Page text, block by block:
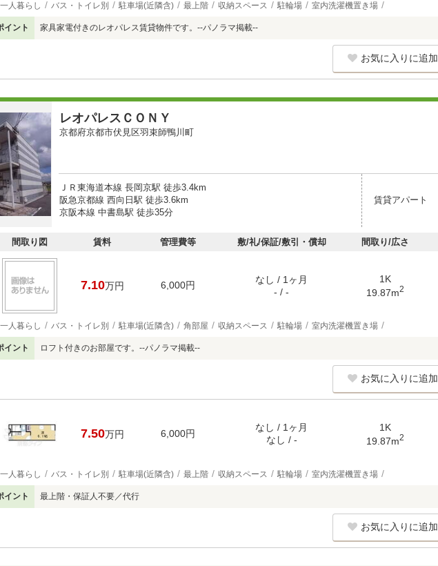
一人暮らし バス・トイレ別 駐車場(近隣含) 最上階 収納スペース 駐輪場 室内洗濯機置き場
イント 家具家電付きのレオパレス賃貸物件です。--パノラマ掲載--
お気に入りに追加
レオパレスＣＯＮＹ
京都府京都市伏見区羽束師鴨川町
ＪＲ東海道本線 長岡京駅 徒歩3.4km
阪急京都線 西向日駅 徒歩3.6km
京阪本線 中書島駅 徒歩35分
賃貸アパート
間取り図 賃料 管理費等 敷/礼/保証/敷引・償却 間取り/広さ
7.10万円 6,000円
なし / 1ヶ月
- / -
1K
19.87m2
一人暮らし バス・トイレ別 駐車場(近隣含) 角部屋 収納スペース 駐輪場 室内洗濯機置き場
イント ロフト付きのお部屋です。--パノラマ掲載--
お気に入りに追加
7.50万円 6,000円
なし / 1ヶ月
なし / -
1K
19.87m2
一人暮らし バス・トイレ別 駐車場(近隣含) 最上階 収納スペース 駐輪場 室内洗濯機置き場
イント 最上階・保証人不要／代行
お気に入りに追加